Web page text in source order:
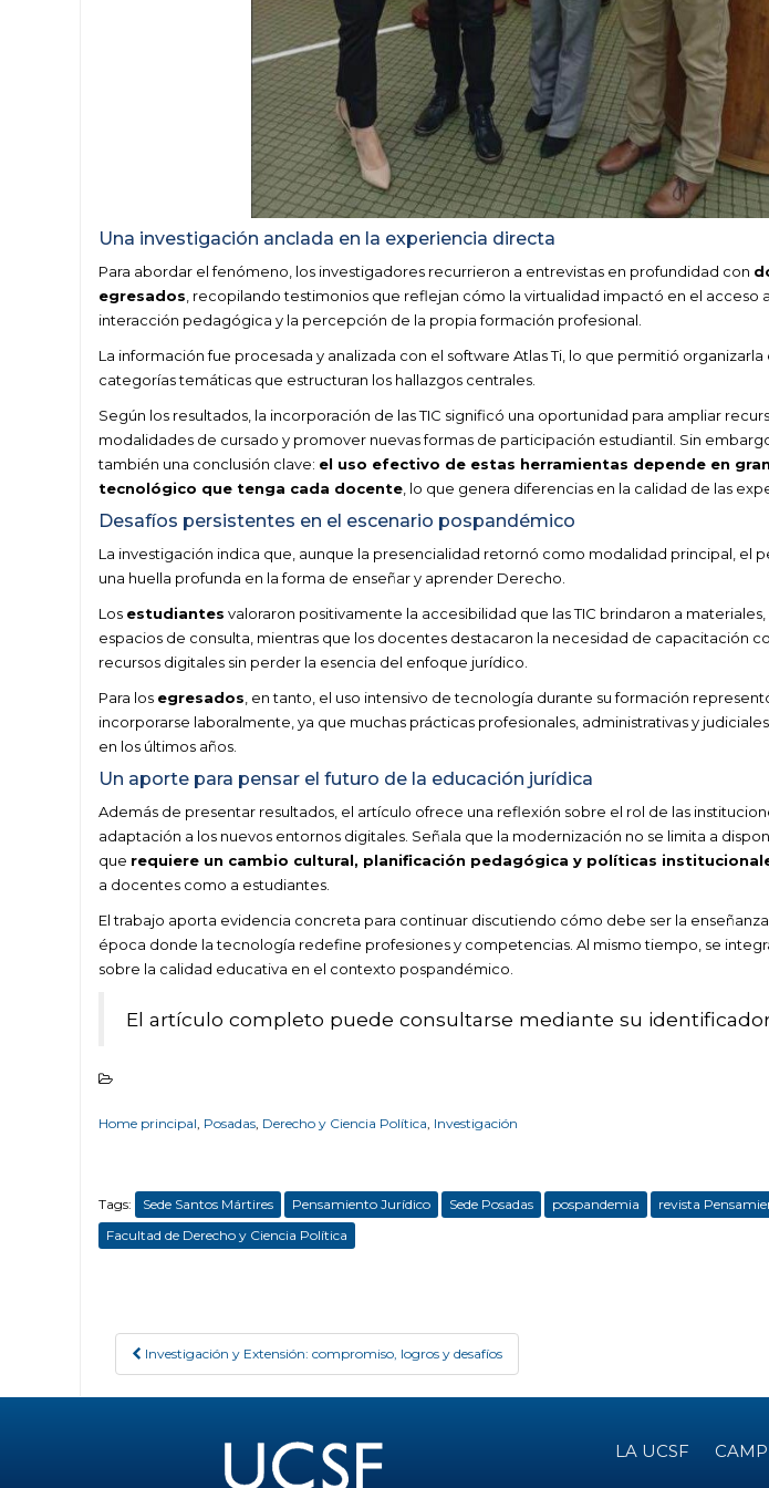
Una investigación anclada en la experiencia directa
Para abordar el fenómeno, los investigadores recurrieron a entrevistas en profundidad con
egresados , recopilando testimonios que reflejan cómo la virtualidad impactó en el acceso
interacción pedagógica y la percepción de la propia formación profesional.
La información fue procesada y analizada con el software Atlas Ti, lo que permitió organizarla
categorías temáticas que estructuran los hallazgos centrales.
Según los resultados, la incorporación de las TIC significó una oportunidad para ampliar
modalidades de cursado y promover nuevas formas de participación estudiantil. Sin
también una conclusión clave: el uso efectivo de estas herramientas depende en
tecnológico que tenga cada docente , lo que genera diferencias en la calidad de las
Desafíos persistentes en el escenario pospandémico
La investigación indica que, aunque la presencialidad retornó como modalidad principal, el
una huella profunda en la forma de enseñar y aprender Derecho.
Los estudiantes valoraron positivamente la accesibilidad que las TIC brindaron a materiales,
espacios de consulta, mientras que los docentes destacaron la necesidad de capacitación
recursos digitales sin perder la esencia del enfoque jurídico.
Para los egresados , en tanto, el uso intensivo de tecnología durante su formación
incorporarse laboralmente, ya que muchas prácticas profesionales, administrativas y
en los últimos años.
Un aporte para pensar el futuro de la educación jurídica
Además de presentar resultados, el artículo ofrece una reflexión sobre el rol de las
adaptación a los nuevos entornos digitales. Señala que la modernización no se limita a
que requiere un cambio cultural, planificación pedagógica y políticas
a docentes como a estudiantes.
El trabajo aporta evidencia concreta para continuar discutiendo cómo debe ser la
época donde la tecnología redefine profesiones y competencias. Al mismo tiempo, se
sobre la calidad educativa en el contexto pospandémico.
El artículo completo puede consultarse mediante su
Home principal Posadas Derecho y Ciencia Política Investigación
Tags: Sede Santos Mártires Pensamiento Jurídico Sede Posadas pospandemia revista
Facultad de Derecho y Ciencia Política
Post navigation
Investigación y Extensión: compromiso, logros y desafíos
LA UCSF